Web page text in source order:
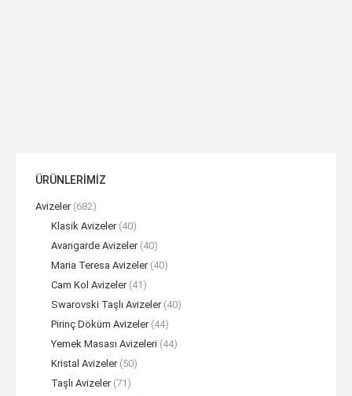
ÜRÜNLERİMİZ
Avizeler (682)
Klasik Avizeler (40)
Avangarde Avizeler (40)
Maria Teresa Avizeler (40)
Cam Kol Avizeler (41)
Swarovski Taşlı Avizeler (40)
Pirinç Döküm Avizeler (44)
Yemek Masası Avizeleri (44)
Kristal Avizeler (50)
Taşlı Avizeler (71)